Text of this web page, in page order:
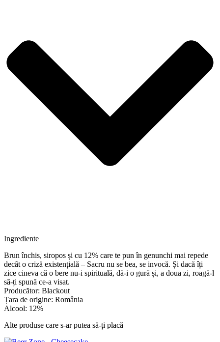
Ingrediente
Brun închis, siropos și cu 12% care te pun în genunchi mai repede
decât o criză existențială – Sacru nu se bea, se invocă. Și dacă îți
zice cineva că o bere nu-i spirituală, dă-i o gură și, a doua zi, roagă-l
să-ți spună ce-a visat.
Producător: Blackout
Țara de origine: România
Alcool: 12%
Alte produse care s-ar putea să-ți placă